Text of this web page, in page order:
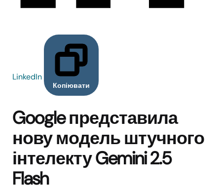
LinkedIn
Копіювати
Google представила
нову модель штучного
інтелекту Gemini 2.5
Flash